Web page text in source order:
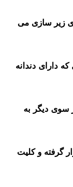
زیر سازی می
دارای دندانه
سوی دیگر به
گرفته و کلیت